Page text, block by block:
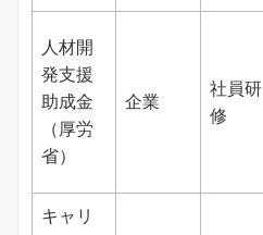
人材開
発支援
助成金
（厚労
省）
企業
社員研
修
キャリ